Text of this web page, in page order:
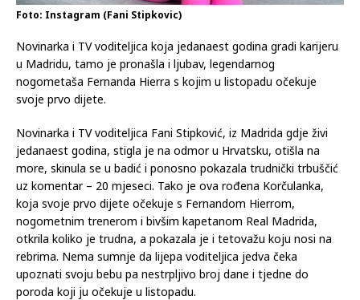
Foto: Instagram (Fani Stipkovic)
Novinarka i TV voditeljica koja jedanaest godina gradi karijeru
u Madridu, tamo je pronašla i ljubav, legendarnog
nogometaša Fernanda Hierra s kojim u listopadu očekuje
svoje prvo dijete.
Novinarka i TV voditeljica Fani Stipković, iz Madrida gdje živi
jedanaest godina, stigla je na odmor u Hrvatsku, otišla na
more, skinula se u badić i ponosno pokazala trudnički trbuščić
uz komentar – 20 mjeseci. Tako je ova rođena Korčulanka,
koja svoje prvo dijete očekuje s Fernandom Hierrom,
nogometnim trenerom i bivšim kapetanom Real Madrida,
otkrila koliko je trudna, a pokazala je i tetovažu koju nosi na
rebrima. Nema sumnje da lijepa voditeljica jedva čeka
upoznati svoju bebu pa nestrpljivo broj dane i tjedne do
poroda koji ju očekuje u listopadu.